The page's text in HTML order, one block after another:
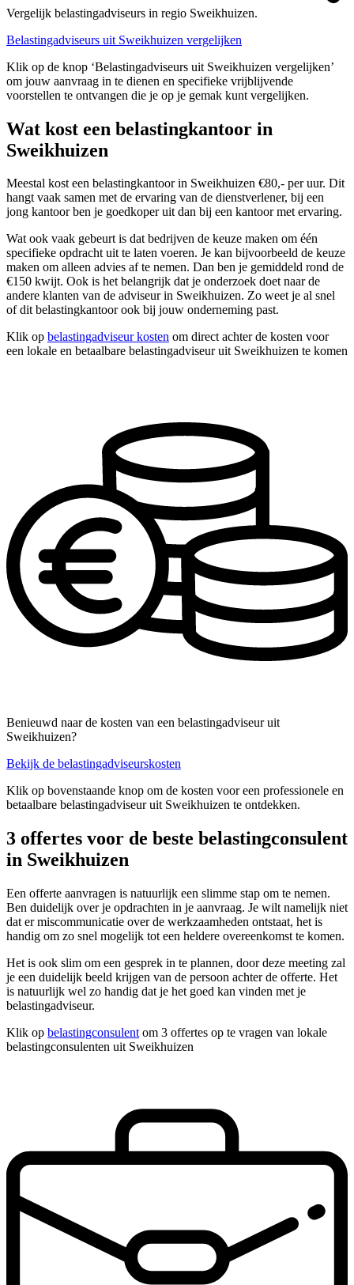
Vergelijk belastingadviseurs in regio Sweikhuizen.
Belastingadviseurs uit Sweikhuizen vergelijken
Klik op de knop ‘Belastingadviseurs uit Sweikhuizen vergelijken’
om jouw aanvraag in te dienen en specifieke vrijblijvende
voorstellen te ontvangen die je op je gemak kunt vergelijken.
Wat kost een belastingkantoor in
Sweikhuizen
Meestal kost een belastingkantoor in Sweikhuizen €80,- per uur. Dit
hangt vaak samen met de ervaring van de dienstverlener, bij een
jong kantoor ben je goedkoper uit dan bij een kantoor met ervaring.
Wat ook vaak gebeurt is dat bedrijven de keuze maken om één
specifieke opdracht uit te laten voeren. Je kan bijvoorbeeld de keuze
maken om alleen advies af te nemen. Dan ben je gemiddeld rond de
€150 kwijt. Ook is het belangrijk dat je onderzoek doet naar de
andere klanten van de adviseur in Sweikhuizen. Zo weet je al snel
of dit belastingkantoor ook bij jouw onderneming past.
Klik op belastingadviseur kosten om direct achter de kosten voor
een lokale en betaalbare belastingadviseur uit Sweikhuizen te komen
Benieuwd naar de kosten van een belastingadviseur uit
Sweikhuizen?
Bekijk de belastingadviseurskosten
Klik op bovenstaande knop om de kosten voor een professionele en
betaalbare belastingadviseur uit Sweikhuizen te ontdekken.
3 offertes voor de beste belastingconsulent
in Sweikhuizen
Een offerte aanvragen is natuurlijk een slimme stap om te nemen.
Ben duidelijk over je opdrachten in je aanvraag. Je wilt namelijk niet
dat er miscommunicatie over de werkzaamheden ontstaat, het is
handig om zo snel mogelijk tot een heldere overeenkomst te komen.
Het is ook slim om een gesprek in te plannen, door deze meeting zal
je een duidelijk beeld krijgen van de persoon achter de offerte. Het
is natuurlijk wel zo handig dat je het goed kan vinden met je
belastingadviseur.
Klik op belastingconsulent om 3 offertes op te vragen van lokale
belastingconsulenten uit Sweikhuizen